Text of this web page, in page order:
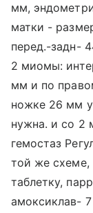
мм,
матки -
перед.-задн-
2 миомы:
мм и по
ножке 26 мм
нужна. и со 2
гемостаз
той же схеме,
таблетку,
амоксиклав-